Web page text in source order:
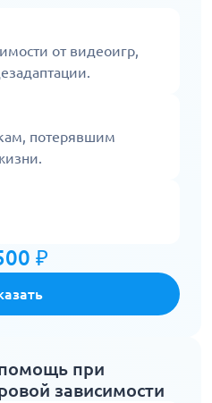
от видеоигр,
потерявшим
₽
при
зависимости